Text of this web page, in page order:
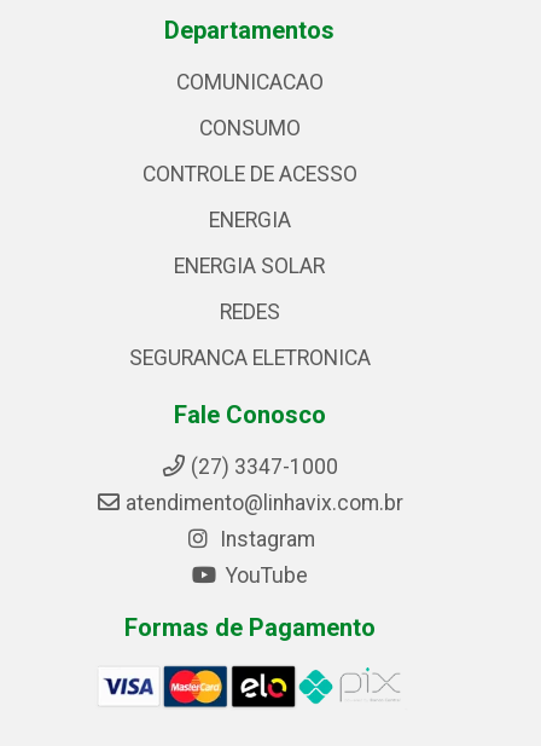
Departamentos
COMUNICACAO
CONSUMO
CONTROLE DE ACESSO
ENERGIA
ENERGIA SOLAR
REDES
SEGURANCA ELETRONICA
Fale Conosco
(27) 3347-1000
atendimento@linhavix.com.br
Instagram
YouTube
Formas de Pagamento